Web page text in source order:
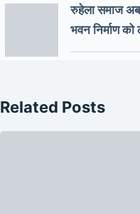
रुहेला समाज
भवन निर्माण
Related Posts